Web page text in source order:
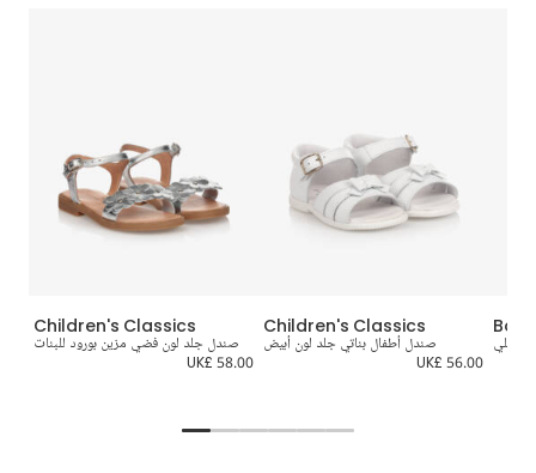
Children's Classics
صندل جلد لون فضي مزين بورود للبنات
UK£ 58.00
Children's Classics
صندل أطفال بناتي جلد لون أبيض
UK£ 56.00
كحلي